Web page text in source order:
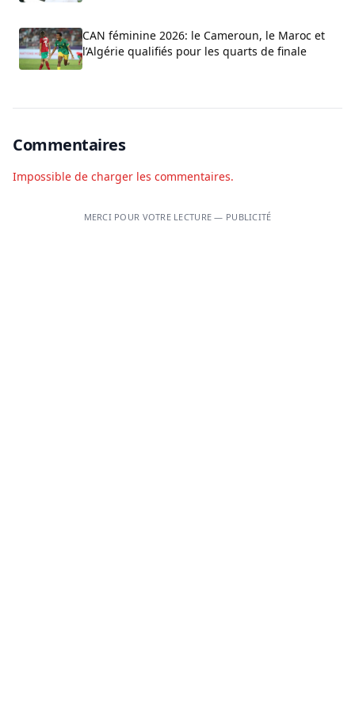
CAN féminine 2026: le Cameroun, le Maroc et
l’Algérie qualifiés pour les quarts de finale
Commentaires
Impossible de charger les commentaires.
MERCI POUR VOTRE LECTURE — PUBLICITÉ